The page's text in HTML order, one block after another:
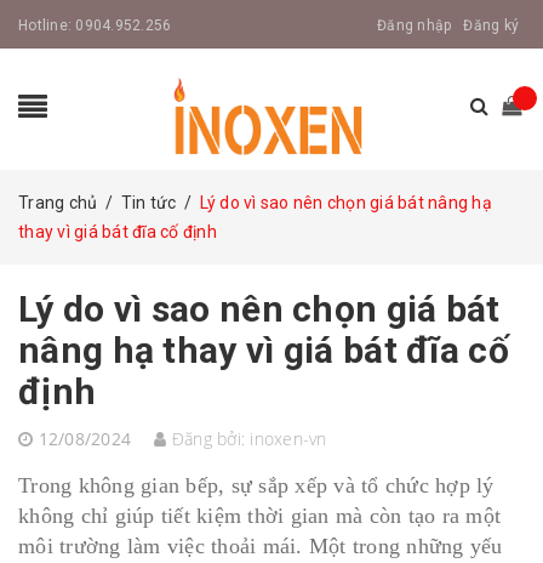
Hotline: 0904.952.256 Đăng nhập Đăng ký
Trang chủ / Tin tức / Lý do vì sao nên chọn giá bát nâng hạ
thay vì giá bát đĩa cố định
Lý do vì sao nên chọn giá bát
nâng hạ thay vì giá bát đĩa cố
định
12/08/2024 Đăng bởi: inoxen-vn
Trong không gian bếp, sự sắp xếp và tổ chức hợp lý
không chỉ giúp tiết kiệm thời gian mà còn tạo ra một
môi trường làm việc thoải mái. Một trong những yếu